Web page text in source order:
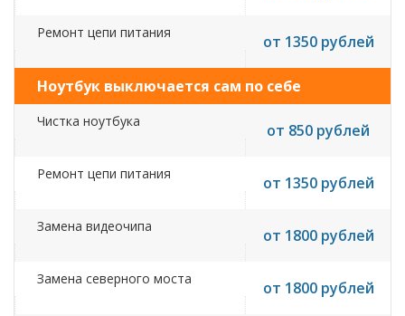
Ремонт цепи питания от 1350 рублей
Ноутбук выключается сам по себе
Чистка ноутбука от 850 рублей
Ремонт цепи питания от 1350 рублей
Замена видеочипа от 1800 рублей
Замена северного моста от 1800 рублей